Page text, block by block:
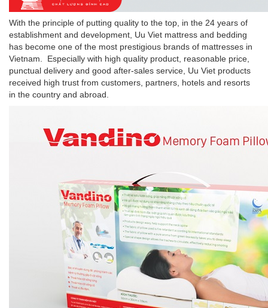
With the principle of putting quality to the top, in the 24 years of
establishment and development, Uu Viet mattress and bedding
has become one of the most prestigious brands of mattresses in
Vietnam. Especially with high quality product, reasonable price,
punctual delivery and good after-sales service, Uu Viet products
received high trust from customers, partners, hotels and resorts
in the country and abroad.